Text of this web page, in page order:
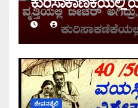
ಜೀವನಶೈಲಿ